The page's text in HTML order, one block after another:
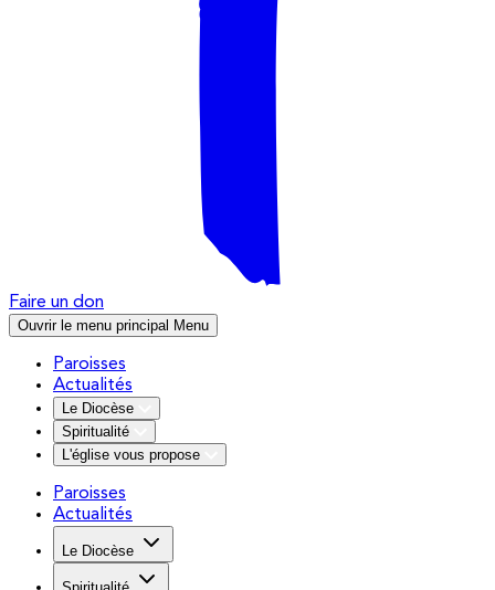
Faire un don
Ouvrir le menu principal Menu
Paroisses
Actualités
Le Diocèse
Spiritualité
L'église vous propose
Paroisses
Actualités
Le Diocèse